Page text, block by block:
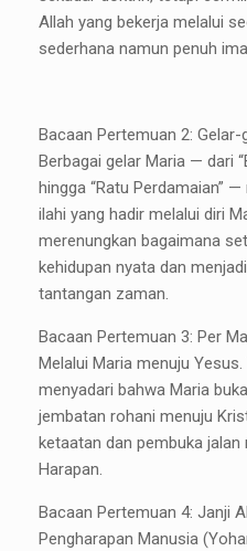
Allah yang bekerja melalui
sederhana namun penuh
Bacaan Pertemuan 2: Gelar-
Berbagai gelar Maria — dari
hingga “Ratu Perdamaian”
ilahi yang hadir melalui diri
merenungkan bagaimana
kehidupan nyata dan
tantangan zaman.
Bacaan Pertemuan 3: Per
Melalui Maria menuju
menyadari bahwa Maria
jembatan rohani menuju
ketaatan dan pembuka jalan
Harapan.
Bacaan Pertemuan 4: Janji
Pengharapan Manusia